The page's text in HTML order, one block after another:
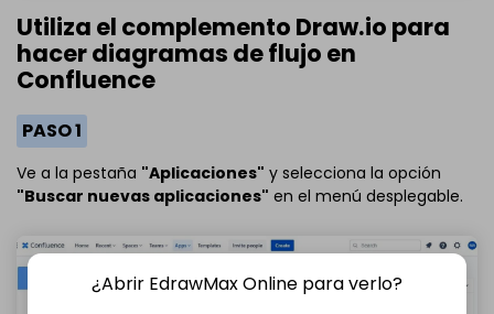
Utiliza el complemento Draw.io para
hacer diagramas de flujo en
Confluence
PASO 1
Ve a la pestaña "Aplicaciones" y selecciona la opción
"Buscar nuevas aplicaciones" en el menú desplegable.
¿Abrir EdrawMax Online para verlo?